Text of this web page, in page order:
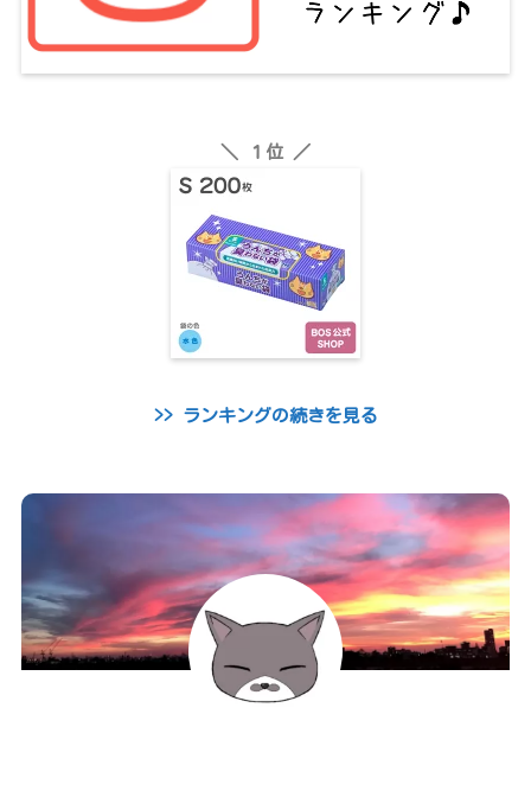
＼ １位 ／
>> ランキングの続きを見る